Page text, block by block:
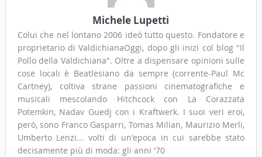
Michele Lupetti
Colui che nel lontano 2006 ideò tutto questo. Fondatore e
proprietario di ValdichianaOggi, dopo gli inizi col blog "Il
Pollo della Valdichiana". Oltre a dispensare opinioni sulle
cose locali è Beatlesiano da sempre (corrente-Paul Mc
Cartney), coltiva strane passioni cinematografiche e
musicali mescolando Hitchcock con La Corazzata
Potemkin, Nadav Guedj con i Kraftwerk. I suoi veri eroi,
però, sono Franco Gasparri, Tomas Milian, Maurizio Merli,
Umberto Lenzi... volti di un'epoca in cui sarebbe stato
decisamente più di moda: gli anni '70